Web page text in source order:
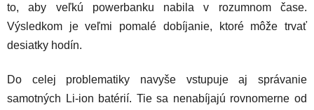
to, aby veľkú powerbanku nabila v rozumnom čase.
Výsledkom je veľmi pomalé dobíjanie, ktoré môže trvať
desiatky hodín.
Do celej problematiky navyše vstupuje aj správanie
samotných Li-ion batérií. Tie sa nenabíjajú rovnomerne od